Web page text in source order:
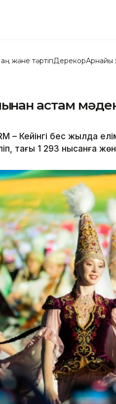
және тәртіпДерекқорАрнайы
астам
– Кейінгі бес жылда
тағы 1 293 нысанға